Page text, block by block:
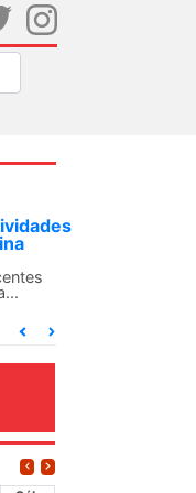
docentes para
com
suas seções